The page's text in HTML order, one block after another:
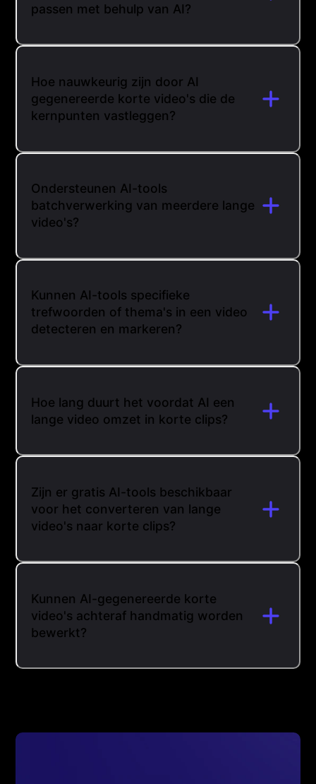
passen met behulp van AI?
Hoe nauwkeurig zijn door AI
gegenereerde korte video's die de
kernpunten vastleggen?
Ondersteunen AI-tools
batchverwerking van meerdere lange
video's?
Kunnen AI-tools specifieke
trefwoorden of thema's in een video
detecteren en markeren?
Hoe lang duurt het voordat AI een
lange video omzet in korte clips?
Zijn er gratis AI-tools beschikbaar
voor het converteren van lange
video's naar korte clips?
Kunnen AI-gegenereerde korte
video's achteraf handmatig worden
bewerkt?